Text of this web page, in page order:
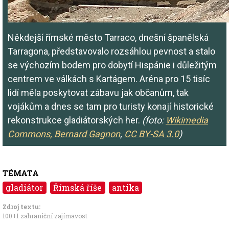
Někdejší římské město Tarraco, dnešní španělská
Tarragona, představovalo rozsáhlou pevnost a stalo
se výchozím bodem pro dobytí Hispánie i důležitým
centrem ve válkách s Kartágem. Aréna pro 15 tisíc
lidí měla poskytovat zábavu jak občanům, tak
vojákům a dnes se tam pro turisty konají historické
rekonstrukce gladiátorských her. (foto: Wikimedia
Commons, Bernard Gagnon, CC BY-SA 3.0)
TÉMATA
gladiátor Římská říše antika
Zdroj textu:
100+1 zahraniční zajímavost